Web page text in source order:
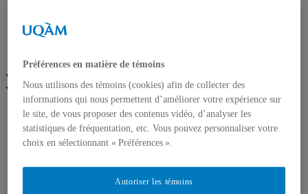
Enseignement
Voir plus
Voir moins
Arts
Département de danse
Département de musique
École de design
École des arts visuels et médiatiques
Préférences en matière de témoins
Nous utilisons des témoins (cookies) afin de collecter des
informations qui nous permettent d’améliorer votre expérience sur
le site, de vous proposer des contenus vidéo, d’analyser les
statistiques de fréquentation, etc. Vous pouvez personnaliser votre
choix en sélectionnant « Préférences ».
Autoriser les témoins